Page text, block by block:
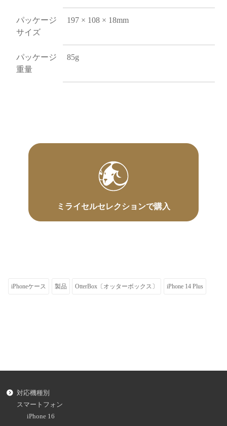
パッケージ
サイズ
197 × 108 × 18mm
パッケージ
重量
85g
ミライセルセレクションで購入
iPhoneケース 製品 OtterBox〔オッターボックス〕 iPhone 14 Plus
対応機種別
スマートフォン
iPhone 16